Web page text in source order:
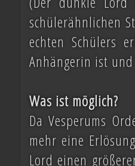
schülerähnlichen
echten Schülers
Anhängerin ist
Was ist möglich?
Da Vesperums
mehr eine
Lord einen